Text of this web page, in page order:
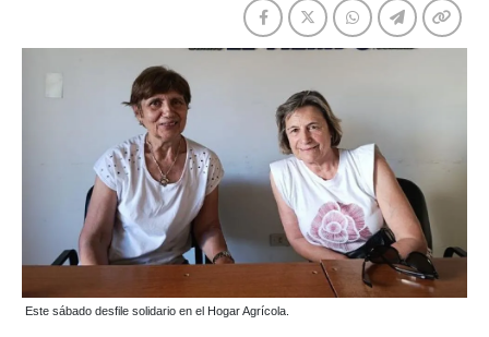
Este sábado desfile solidario en el Hogar Agrícola.